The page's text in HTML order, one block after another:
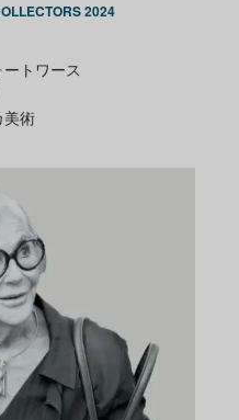
2024
トワース
美術